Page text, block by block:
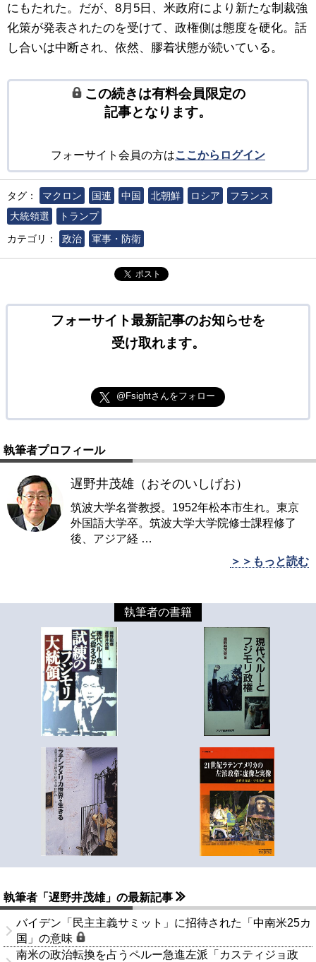
にもたれた。だが、8月5日、米政府により新たな制裁強
化策が発表されたのを受けて、政権側は態度を硬化。話
し合いは中断され、依然、膠着状態が続いている。
この続きは有料会員限定の
記事となります。
フォーサイト会員の方はここからログイン
タグ： マクロン 国連 中国 北朝鮮 ロシア
フランス
大統領選
トランプ
カテゴリ：
政治 軍事・防衛
ポスト
フォーサイト最新記事のお知らせを
受け取れます。
@Fsightさんをフォロー
執筆者プロフィール
遅野井茂雄（おそのいしげお）
筑波大学名誉教授。1952年松本市生れ。東京
外国語大学卒。筑波大学大学院修士課程修了
後、アジア経 …
＞＞もっと読む
執筆者の書籍
執筆者「遅野井茂雄」の最新記事
バイデン「民主主義サミット」に招待された「中南米25カ
国」の意味
南米の政治転換を占うペルー急進左派「カスティジョ政